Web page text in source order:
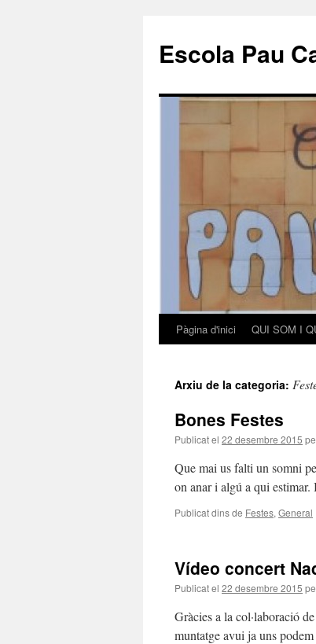
Escola Pau
Vés
contingut
Pàgina d'inici QUI SOM I
Arxiu de la categoria:
Bones Festes
Publicat el 22 desembre 2015
Que mai us falti un somni
on anar i algú a qui
Publicat dins de Festes, General
Vídeo concert
Publicat el 22 desembre 2015
Gràcies a la col·laboració
muntatge avui ja uns